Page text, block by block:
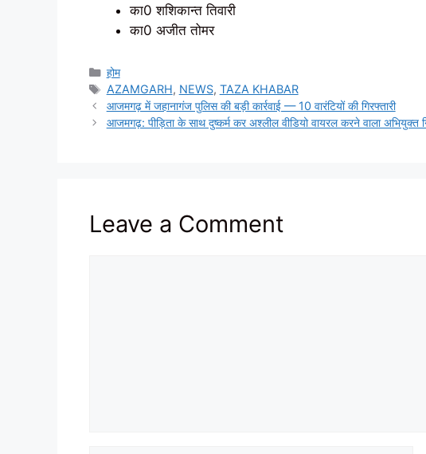
का0 शशिकान्त तिवारी
का0 अजीत तोमर
Categories
होम
Tags
AZAMGARH, NEWS, TAZA KHABAR
आजमगढ़ में जहानागंज पुलिस की बड़ी कार्रवाई — 10 वारंटियों की गिरफ्तारी
आजमगढ़: पीड़िता के साथ दुष्कर्म कर अश्लील वीडियो वायरल करने वाला अभियुक्त
Leave a Comment